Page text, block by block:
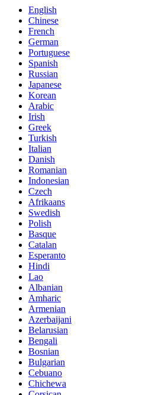
English
Chinese
French
German
Portuguese
Spanish
Russian
Japanese
Korean
Arabic
Irish
Greek
Turkish
Italian
Danish
Romanian
Indonesian
Czech
Afrikaans
Swedish
Polish
Basque
Catalan
Esperanto
Hindi
Lao
Albanian
Amharic
Armenian
Azerbaijani
Belarusian
Bengali
Bosnian
Bulgarian
Cebuano
Chichewa